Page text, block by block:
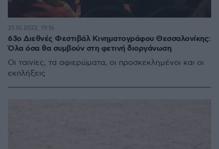
63o Διεθνές Φεστιβάλ Κινηματογράφου Θεσσαλονίκης:
Όλα όσα θα συμβούν στη φετινή διοργάνωση
Οι ταινίες, τα αφιερώματα, οι προσκεκλημένοι και οι
εκπλήξεις
25.10.2022, 19:16